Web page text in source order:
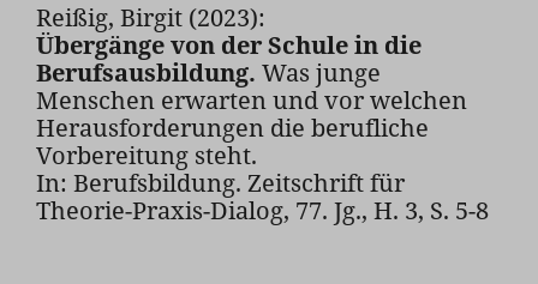
Reißig, Birgit (2023):
Übergänge von der Schule in die
Berufsausbildung. Was junge
Menschen erwarten und vor welchen
Herausforderungen die berufliche
Vorbereitung steht.
In: Berufsbildung. Zeitschrift für
Theorie-Praxis-Dialog, 77. Jg., H. 3, S. 5-8